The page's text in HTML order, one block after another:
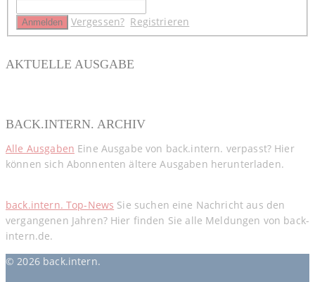
Vergessen? Registrieren
AKTUELLE AUSGABE
BACK.INTERN. ARCHIV
Alle Ausgaben Eine Ausgabe von back.intern. verpasst? Hier
können sich Abonnenten ältere Ausgaben herunterladen.
back.intern. Top-News Sie suchen eine Nachricht aus den
vergangenen Jahren? Hier finden Sie alle Meldungen von back-
intern.de.
© 2026 back.intern.